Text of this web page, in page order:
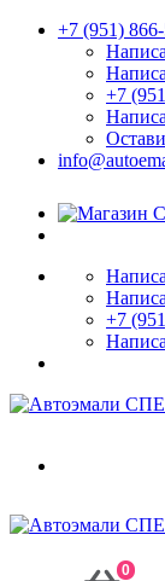
+7 (951)
+7
+7
0